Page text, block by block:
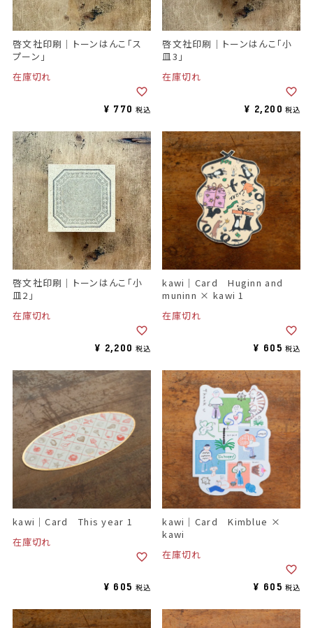
啓文社印刷｜トーンはんこ「ス
プーン」
在庫切れ
¥ 770 税込
啓文社印刷｜トーンはんこ「小
皿3」
在庫切れ
¥ 2,200 税込
啓文社印刷｜トーンはんこ「小
皿2」
在庫切れ
¥ 2,200 税込
kawi｜Card Huginn and
muninn × kawi 1
在庫切れ
¥ 605 税込
kawi｜Card This year 1
在庫切れ
¥ 605 税込
kawi｜Card Kimblue ×
kawi
在庫切れ
¥ 605 税込